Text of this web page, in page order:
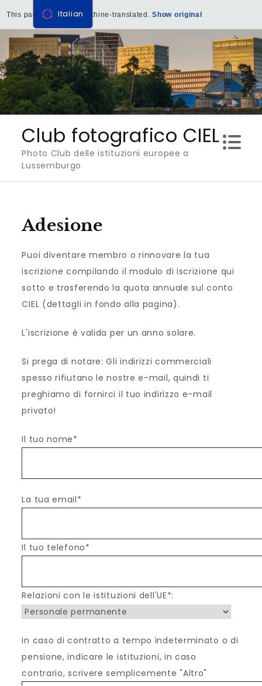
This page has been machine-translated.Show original
Salta
contenuto
Club fotografico CIEL
Photo Club delle istituzioni europee a
Lussemburgo
Adesione
Puoi diventare membro o rinnovare la tua
iscrizione compilando il modulo di iscrizione qui
sotto e trasferendo la quota annuale sul conto
CIEL (dettagli in fondo alla pagina).
L'iscrizione è valida per un anno solare.
Si prega di notare: Gli indirizzi commerciali
spesso rifiutano le nostre e-mail, quindi ti
preghiamo di fornirci il tuo indirizzo e-mail
privato!
Il tuo nome*
La tua email*
Il tuo telefono*
Relazioni con le istituzioni dell'UE*:
In caso di contratto a tempo indeterminato o di
pensione, indicare le istituzioni, in caso
contrario, scrivere semplicemente "Altro"
Italian